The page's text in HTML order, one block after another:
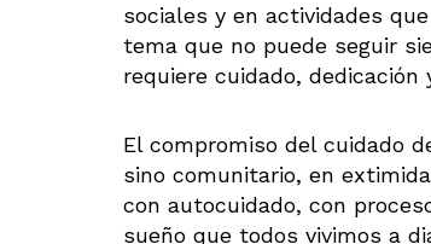
sociales y en actividades
tema que no puede seguir
requiere cuidado,
El compromiso del cuidado
sino comunitario, en
con autocuidado, con
sueño que todos vivimos a